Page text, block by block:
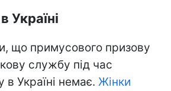
Україні
що примусового призову
службу під час
в Україні немає. Жінки